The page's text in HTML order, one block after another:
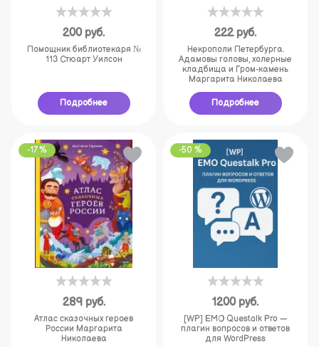
200 руб.
Помощник библиотекаря №
113 Стюарт Уилсон
Подробнее
222 руб.
Некрополи Петербурга.
Адамовы головы, холерные
кладбища и Гром-камень
Маргарита Николаева
Подробнее
-17 %
289 руб.
Атлас сказочных героев
России Маргарита
Николаева
-50 %
1200 руб.
[WP] EMO Questalk Pro —
плагин вопросов и ответов
для WordPress